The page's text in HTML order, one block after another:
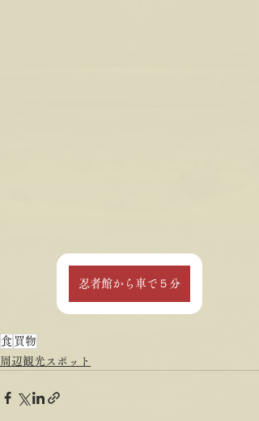
忍者館から車で５分
食 買物
周辺観光スポット